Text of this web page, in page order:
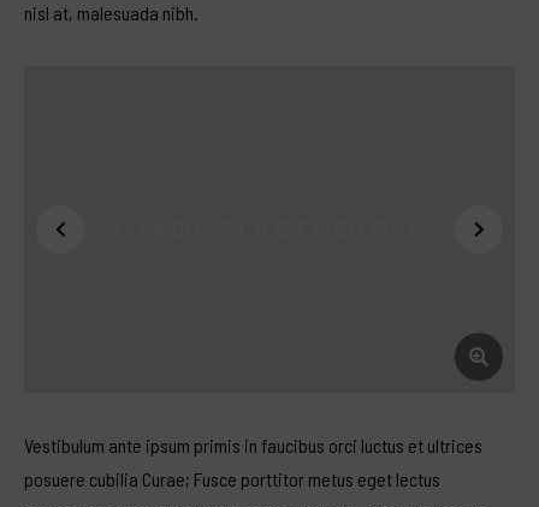
nisl at, malesuada nibh.
Vestibulum ante ipsum primis in faucibus orci luctus et ultrices
posuere cubilia Curae; Fusce porttitor metus eget lectus